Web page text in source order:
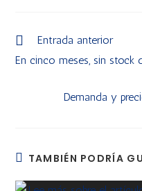
Entrada anterior
En cinco meses, sin stock
Demanda y
TAMBIÉN PODRÍA